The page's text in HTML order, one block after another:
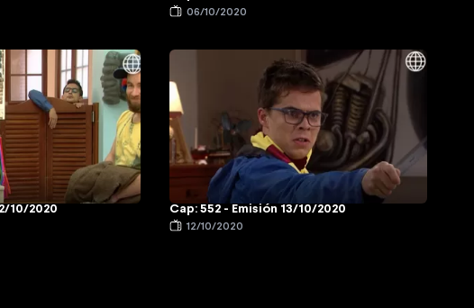
06/10/2020
10/2020 Cap: 552 - Emisión 13/10/2020
12/10/2020